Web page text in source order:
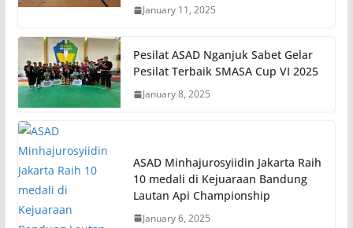
January 11, 2025
Pesilat ASAD Nganjuk Sabet Gelar
Pesilat Terbaik SMASA Cup VI 2025
January 8, 2025
ASAD Minhajurosyiidin Jakarta Raih
10 medali di Kejuaraan Bandung
Lautan Api Championship
January 6, 2025